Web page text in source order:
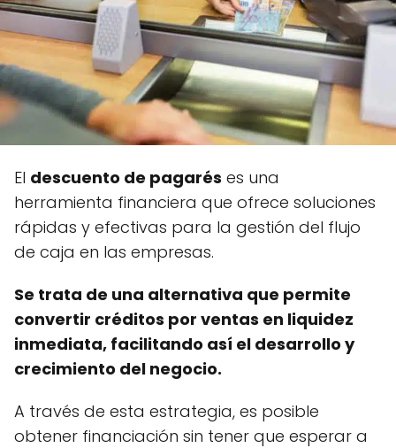
El descuento de pagarés es una
herramienta financiera que ofrece soluciones
rápidas y efectivas para la gestión del flujo
de caja en las empresas.
Se trata de una alternativa que permite
convertir créditos por ventas en liquidez
inmediata, facilitando así el desarrollo y
crecimiento del negocio.
A través de esta estrategia, es posible
obtener financiación sin tener que esperar a